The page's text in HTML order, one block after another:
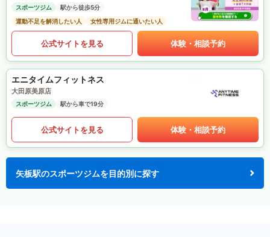
スポーツジム
駅から徒歩5分
運動不足を解消したい人
女性専用ジムに通いたい人
公式サイトを見る 体験・相談予約
エニタイムフィットネス
大田原美原店
スポーツジム 駅から車で19分
公式サイトを見る 体験・相談予約
矢板駅のスポーツジムを目的別に探す